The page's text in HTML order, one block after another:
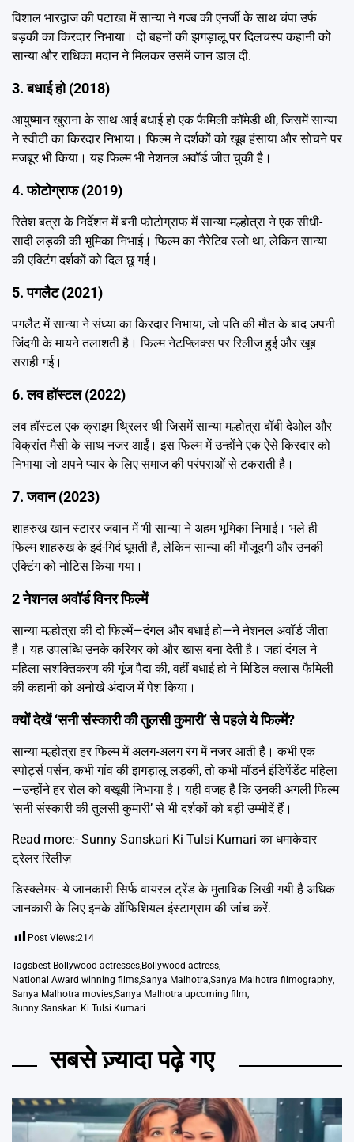
विशाल भारद्वाज की पटाखा में सान्या ने गज्ब की एनर्जी के साथ चंपा उर्फ
बड़की का किरदार निभाया। दो बहनों की झगड़ालू पर दिलचस्प कहानी को
सान्या और राधिका मदान ने मिलकर उसमें जान डाल दी.
3. बधाई हो (2018)
आयुष्मान खुराना के साथ आई बधाई हो एक फैमिली कॉमेडी थी, जिसमें सान्या
ने स्वीटी का किरदार निभाया। फिल्म ने दर्शकों को खूब हंसाया और सोचने पर
मजबूर भी किया। यह फिल्म भी नेशनल अवॉर्ड जीत चुकी है।
4. फोटोग्राफ (2019)
रितेश बत्रा के निर्देशन में बनी फोटोग्राफ में सान्या मल्होत्रा ने एक सीधी-
सादी लड़की की भूमिका निभाई। फिल्म का नैरेटिव स्लो था, लेकिन सान्या
की एक्टिंग दर्शकों को दिल छू गई।
5. पगलैट (2021)
पगलैट में सान्या ने संध्या का किरदार निभाया, जो पति की मौत के बाद अपनी
जिंदगी के मायने तलाशती है। फिल्म नेटफ्लिक्स पर रिलीज हुई और खूब
सराही गई।
6. लव हॉस्टल (2022)
लव हॉस्टल एक क्राइम थ्रिलर थी जिसमें सान्या मल्होत्रा बॉबी देओल और
विक्रांत मैसी के साथ नजर आईं। इस फिल्म में उन्होंने एक ऐसे किरदार को
निभाया जो अपने प्यार के लिए समाज की परंपराओं से टकराती है।
7. जवान (2023)
शाहरुख खान स्टारर जवान में भी सान्या ने अहम भूमिका निभाई। भले ही
फिल्म शाहरुख के इर्द-गिर्द घूमती है, लेकिन सान्या की मौजूदगी और उनकी
एक्टिंग को नोटिस किया गया।
2 नेशनल अवॉर्ड विनर फिल्में
सान्या मल्होत्रा की दो फिल्में—दंगल और बधाई हो—ने नेशनल अवॉर्ड जीता
है। यह उपलब्धि उनके करियर को और खास बना देती है। जहां दंगल ने
महिला सशक्तिकरण की गूंज पैदा की, वहीं बधाई हो ने मिडिल क्लास फैमिली
की कहानी को अनोखे अंदाज में पेश किया।
क्यों देखें ‘सनी संस्कारी की तुलसी कुमारी’ से पहले ये फिल्में?
सान्या मल्होत्रा हर फिल्म में अलग-अलग रंग में नजर आती हैं। कभी एक
स्पोर्ट्स पर्सन, कभी गांव की झगड़ालू लड़की, तो कभी मॉडर्न इंडिपेंडेंट महिला
—उन्होंने हर रोल को बखूबी निभाया है। यही वजह है कि उनकी अगली फिल्म
‘सनी संस्कारी की तुलसी कुमारी’ से भी दर्शकों को बड़ी उम्मीदें हैं।
Read more:-Sunny Sanskari Ki Tulsi Kumari का धमाकेदार
ट्रेलर रिलीज़
डिस्क्लेमर- ये जानकारी सिर्फ वायरल ट्रेंड के मुताबिक लिखी गयी है अधिक
जानकारी के लिए इनके ऑफिशियलइंस्टाग्रामकी जांच करें.
Post Views:214
Tagsbest Bollywood actresses Bollywood actress
National Award winning filmsSanya Malhotra Sanya Malhotra filmography
Sanya Malhotra moviesSanya Malhotra upcoming film
Sunny Sanskari Ki Tulsi Kumari
सबसे ज़्यादा पढ़े गए